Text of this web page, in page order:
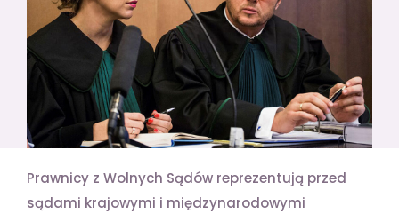
Prawnicy z Wolnych Sądów reprezentują przed
sądami krajowymi i międzynarodowymi